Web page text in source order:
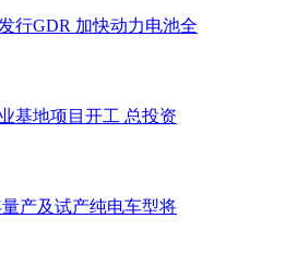
行GDR 加快动力电池全
基地项目开工 总投资
产及试产纯电车型将